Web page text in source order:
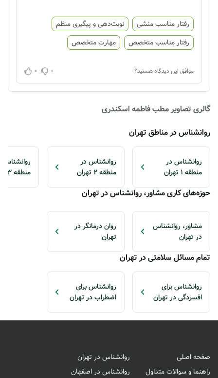
رفتار مناسب منشی
نوبت‌دهی و پیگیری منظم
رفتار مناسب متخصص
مهارت متخصص
موافق این دیدگاه هستید؟ 0
0
گالری تصاویر مطب فاطمه اسکندری
روانشناس در مناطق تهران
روانشناس در
منطقه 1 تهران
روانشناس در
منطقه 2 تهران
روانشناس
منطقه 3 تهران
حوزه‌های کاری مشاور، روانشناس در تهران
مشاور، روانشناس
در تهران
روان درمانگر در
تهران
تمام مسائل سلامتی در تهران
روانشناس برای
افسردگی در تهران
روانشناس برای
اضطراب در تهران
صفحه اصلی
راهنما و سوالات متداول
روانشناس در تهران
روانشناس در اصفهان